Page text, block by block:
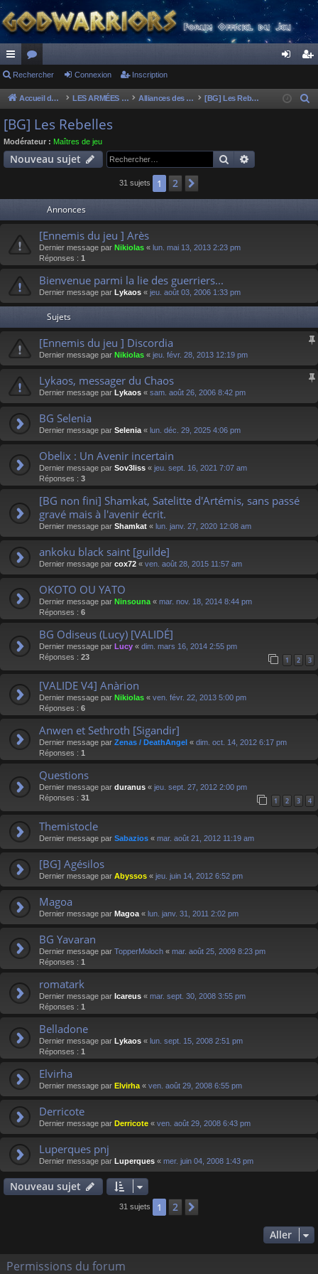
ac
co
ur
ci
or
u
m
s
ne cri
Rechercher Connexion Inscription
Accueil du forum LES ARMÉES DIVINES - FORUMS DE CLAN Alliances des clans [BG] Les Rebelles
e
[BG] Les Rebelles
Modérateur : Maîtres de jeu
Nouveau sujet Rechercher
31 sujets 1 2
Annonces
[Ennemis du jeu ] Arès
Dernier message par Nikiolas « lun. mai 13, 2013 2:23 pm
Réponses : 1
Bienvenue parmi la lie des guerriers...
Dernier message par Lykaos « jeu. août 03, 2006 1:33 pm
Sujets
[Ennemis du jeu ] Discordia
Dernier message par Nikiolas « jeu. févr. 28, 2013 12:19 pm
Lykaos, messager du Chaos
Dernier message par Lykaos « sam. août 26, 2006 8:42 pm
BG Selenia
Dernier message par Selenia « lun. déc. 29, 2025 4:06 pm
Obelix : Un Avenir incertain
Dernier message par Sov3liss « jeu. sept. 16, 2021 7:07 am
Réponses : 3
[BG non fini] Shamkat, Satelitte d'Artémis, sans passé
gravé mais à l'avenir écrit.
Dernier message par Shamkat « lun. janv. 27, 2020 12:08 am
ankoku black saint [guilde]
Dernier message par cox72 « ven. août 28, 2015 11:57 am
OKOTO OU YATO
Dernier message par Ninsouna « mar. nov. 18, 2014 8:44 pm
Réponses : 6
BG Odiseus (Lucy) [VALIDÉ]
Dernier message par Lucy « dim. mars 16, 2014 2:55 pm
Réponses : 23 1 2 3
[VALIDE V4] Anàrion
Dernier message par Nikiolas « ven. févr. 22, 2013 5:00 pm
Réponses : 6
Anwen et Sethroth [Sigandir]
Dernier message par Zenas / DeathAngel « dim. oct. 14, 2012 6:17 pm
Réponses : 1
Questions
Dernier message par duranus « jeu. sept. 27, 2012 2:00 pm
Réponses : 31 1 2 3 4
Themistocle
Dernier message par Sabazios « mar. août 21, 2012 11:19 am
[BG] Agésilos
Dernier message par Abyssos « jeu. juin 14, 2012 6:52 pm
Magoa
Dernier message par Magoa « lun. janv. 31, 2011 2:02 pm
BG Yavaran
Dernier message par TopperMoloch « mar. août 25, 2009 8:23 pm
Réponses : 1
romatark
Dernier message par Icareus « mar. sept. 30, 2008 3:55 pm
Réponses : 1
Belladone
Dernier message par Lykaos « lun. sept. 15, 2008 2:51 pm
Réponses : 1
Elvirha
Dernier message par Elvirha « ven. août 29, 2008 6:55 pm
Derricote
Dernier message par Derricote « ven. août 29, 2008 6:43 pm
Luperques pnj
Dernier message par Luperques « mer. juin 04, 2008 1:43 pm
Nouveau sujet
31 sujets 1 2
Aller
Permissions du forum